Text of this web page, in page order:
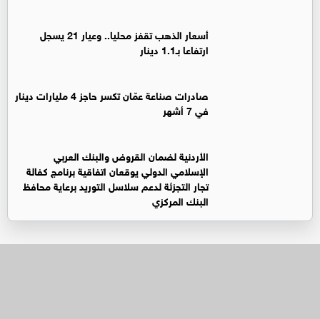
أسعار الذهب تقفز محليا.. وعيار 21 يسجل
ارتفاعا بـ1.1 دينار
صادرات صناعة عمّان تكسر حاجز 4 مليارات دينار
في 7 أشهر
الأردنية لضمان القروض والبنك العربي
الإسلامي الدولي يوقعان اتفاقية برنامج كفالة
تجار التجزئة لدعم سلاسل التوريد برعاية محافظ
البنك المركزي